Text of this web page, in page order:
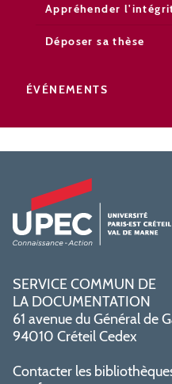
Appréhender
Déposer sa thèse
ÉVÉNEMENTS
SERVICE COMMUN DE
LA DOCUMENTATION
61 avenue du Général de
94010 Créteil Cedex
Contacter les